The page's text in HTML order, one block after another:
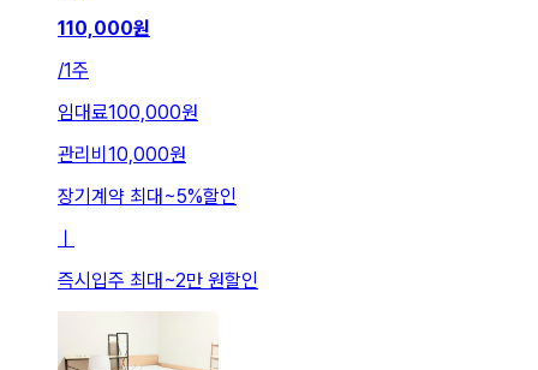
110,000원
/1주
임대료100,000원
관리비 10,000원
장기계약 최대 ~5%할인
즉시입주 최대 ~2만 원할인